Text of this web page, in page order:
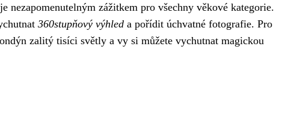
zážitkem pro všechny věkové kategorie.
360stupňový výhled a pořídit úchvatné fotografie. Pro
zalitý tisíci světly a vy si můžete vychutnat magickou